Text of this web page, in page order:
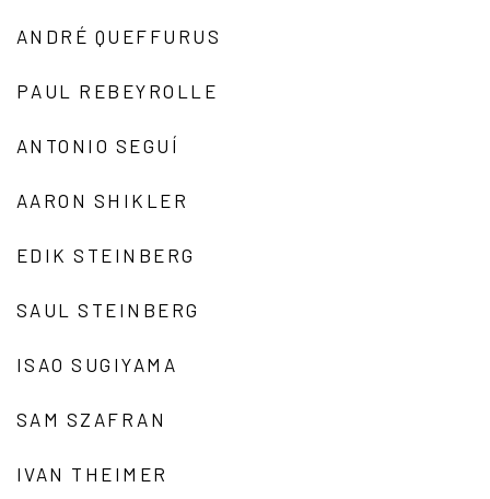
ANDRÉ QUEFFURUS
PAUL REBEYROLLE
ANTONIO SEGUÍ
AARON SHIKLER
EDIK STEINBERG
SAUL STEINBERG
ISAO SUGIYAMA
SAM SZAFRAN
IVAN THEIMER